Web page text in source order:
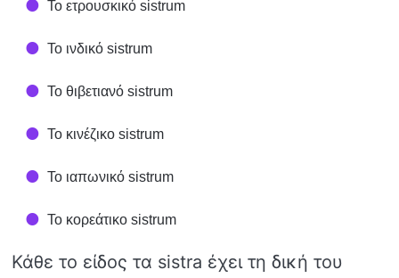
Το ετρουσκικό sistrum
Το ινδικό sistrum
Το θιβετιανό sistrum
Το κινέζικο sistrum
Το ιαπωνικό sistrum
Το κορεάτικο sistrum
Κάθε το είδος τα sistra έχει τη δική του